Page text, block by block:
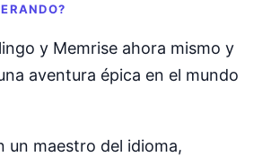
y Memrise ahora mismo y
aventura épica en el mundo
un maestro del idioma,